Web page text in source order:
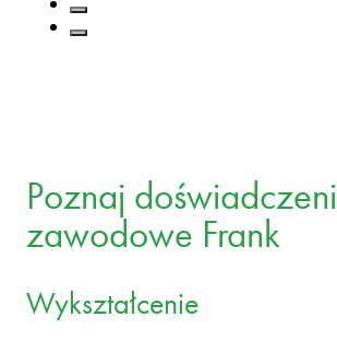
Poznaj
zawodowe Frank
Wykształcenie